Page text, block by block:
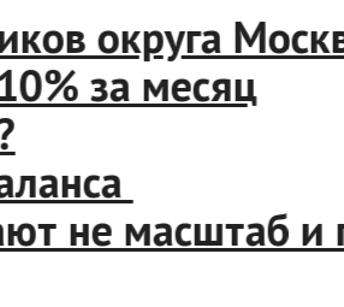
округа Москвы
за месяц
масштаб и